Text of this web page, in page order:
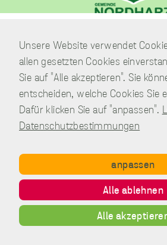
Am Park 7
38871 Nordharz / OT
Telefon:
E-Mail:Schreiben
Copyright © Gemeinde Nordharz -
Datenschutz
Inhalt
Unsere Website verwendet
allen gesetzten Cookies
Sie auf "Alle akzeptieren". Sie
entscheiden, welche Cookies Sie
Dafür klicken Sie auf "anpassen".
Datenschutzbestimmungen
anpassen
Alle ablehnen
Alle
sind
Sie
wie